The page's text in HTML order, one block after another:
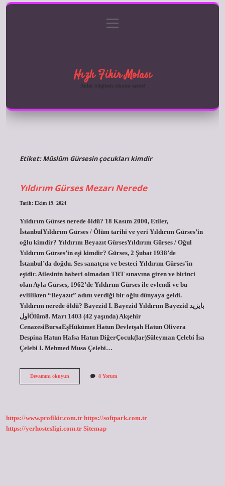
Gizlilik Politikası
menüyü
aç
Hızlı Fikir Molası
Anlık bilgilerle zihnini tazele!
Etiket:Müslüm Gürsesin çocukları kimdir
Yıldırım Gürses Mezarı Nerede
Tarih: Ekim 19, 2024
Yıldırım Gürses nerede öldü? 18 Kasım 2000, Etiler,
İstanbulYıldırım Gürses / Ölüm tarihi ve yeri Yıldırım Gürses’in
oğlu kimdir? Yıldırım Beyazıt GürsesYıldırım Gürses / Oğul
Yıldırım Gürses’in eşi kimdir? Gürses, 2 Şubat 1938’de
İstanbul’da doğdu. Ses sanatçısı ve besteci Yıldırım Gürses’in
eşidir. Ailesinin haberi olmadan TRT sınavına giren ve birinci
olan Ayla Gürses, 1962’de Yıldırım Gürses ile evlendi ve bu
evlilikten “Beyazıt” adını verdiği bir oğlu dünyaya geldi.
Yıldırım nerede öldü? Bayezid I. Bayezid Yıldırım Bayezid بايزيد
اولÖlüm8. Mart 1403 (42 yaşında) Akşehir
CenazesiBursaEşHükümet Hatun Devletşah Hatun Olivera
Despina Hatun Hafsa Hatun DiğerÇocuk(lar)Süleyman Çelebi İsa
Çelebi I. Mehmed Musa Çelebi…
Devamını okuyunYıldırım
8 Yorum
https://www.profikir.com.tr https://softpark.com.tr
https://yerhostesligi.com.tr Sitemap